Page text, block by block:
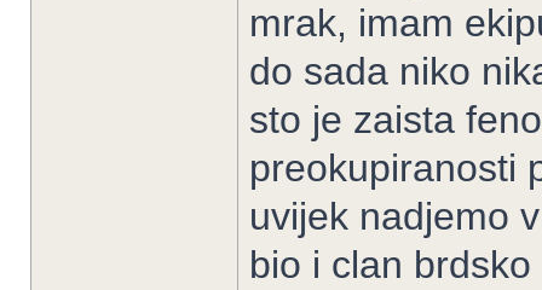
mrak, imam
do sada niko
sto je zaista
preokupiranosti
uvijek nadjemo
bio i clan